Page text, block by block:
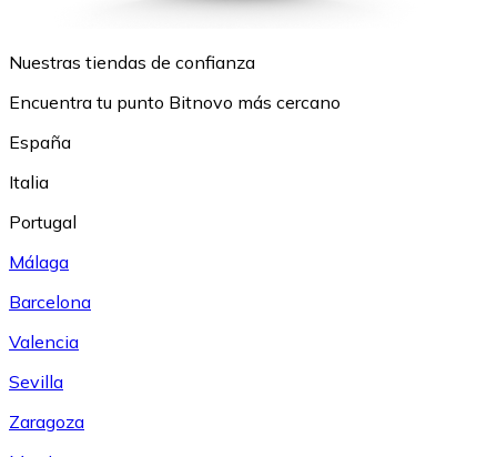
Nuestras tiendas de confianza
Encuentra tu punto Bitnovo más cercano
España
Italia
Portugal
Málaga
Barcelona
Valencia
Sevilla
Zaragoza